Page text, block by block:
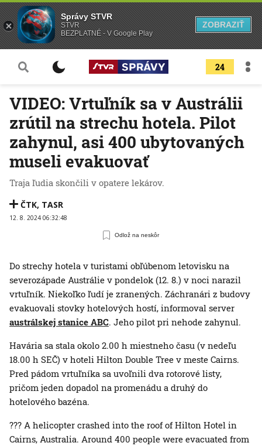
24
VIDEO: Vrtuľník sa v Austrálii
zrútil na strechu hotela. Pilot
zahynul, asi 400 ubytovaných
museli evakuovať
Traja ľudia skončili v opatere lekárov.
ČTK, TASR
12. 8. 2024 06:32:48
Odlož na neskôr
Do strechy hotela v turistami obľúbenom letovisku na
severozápade Austrálie v pondelok (12. 8.) v noci narazil
vrtuľník. Niekoľko ľudí je zranených. Záchranári z budovy
evakuovali stovky hotelových hostí, informoval server
austrálskej stanice ABC. Jeho pilot pri nehode zahynul.
Havária sa stala okolo 2.00 h miestneho času (v nedeľu
18.00 h SEČ) v hoteli Hilton Double Tree v meste Cairns.
Pred pádom vrtuľníka sa uvoľnili dva rotorové listy,
pričom jeden dopadol na promenádu a druhý do
hotelového bazéna.
??? A helicopter crashed into the roof of Hilton Hotel in
Cairns, Australia. Around 400 people were evacuated from
Správy STVR
STVR
BEZPLATNÉ - V Google Play
ZOBRAZIŤ